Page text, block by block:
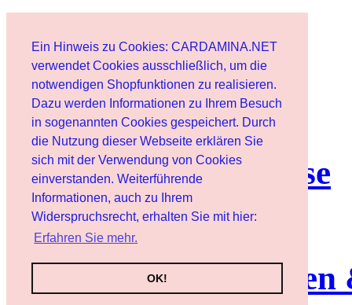
Ein Hinweis zu Cookies: CARDAMINA.NET
verwendet Cookies ausschließlich, um die
notwendigen Shopfunktionen zu realisieren.
Dazu werden Informationen zu Ihrem Besuch
in sogenannten Cookies gespeichert. Durch
die Nutzung dieser Webseite erklären Sie
sich mit der Verwendung von Cookies
einverstanden. Weiterführende
Informationen, auch zu Ihrem
Widerspruchsrecht, erhalten Sie mit hier:
Erfahren Sie mehr.
OK!
Benutzer
Newsletter
Nutzungshinweise
Service